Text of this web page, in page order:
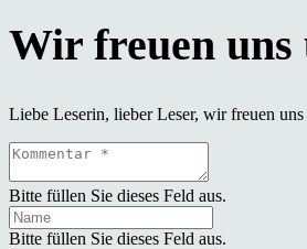
Liebe Leserin, lieber Leser, wir freuen
Bitte füllen Sie dieses Feld aus.
Bitte füllen Sie dieses Feld aus.